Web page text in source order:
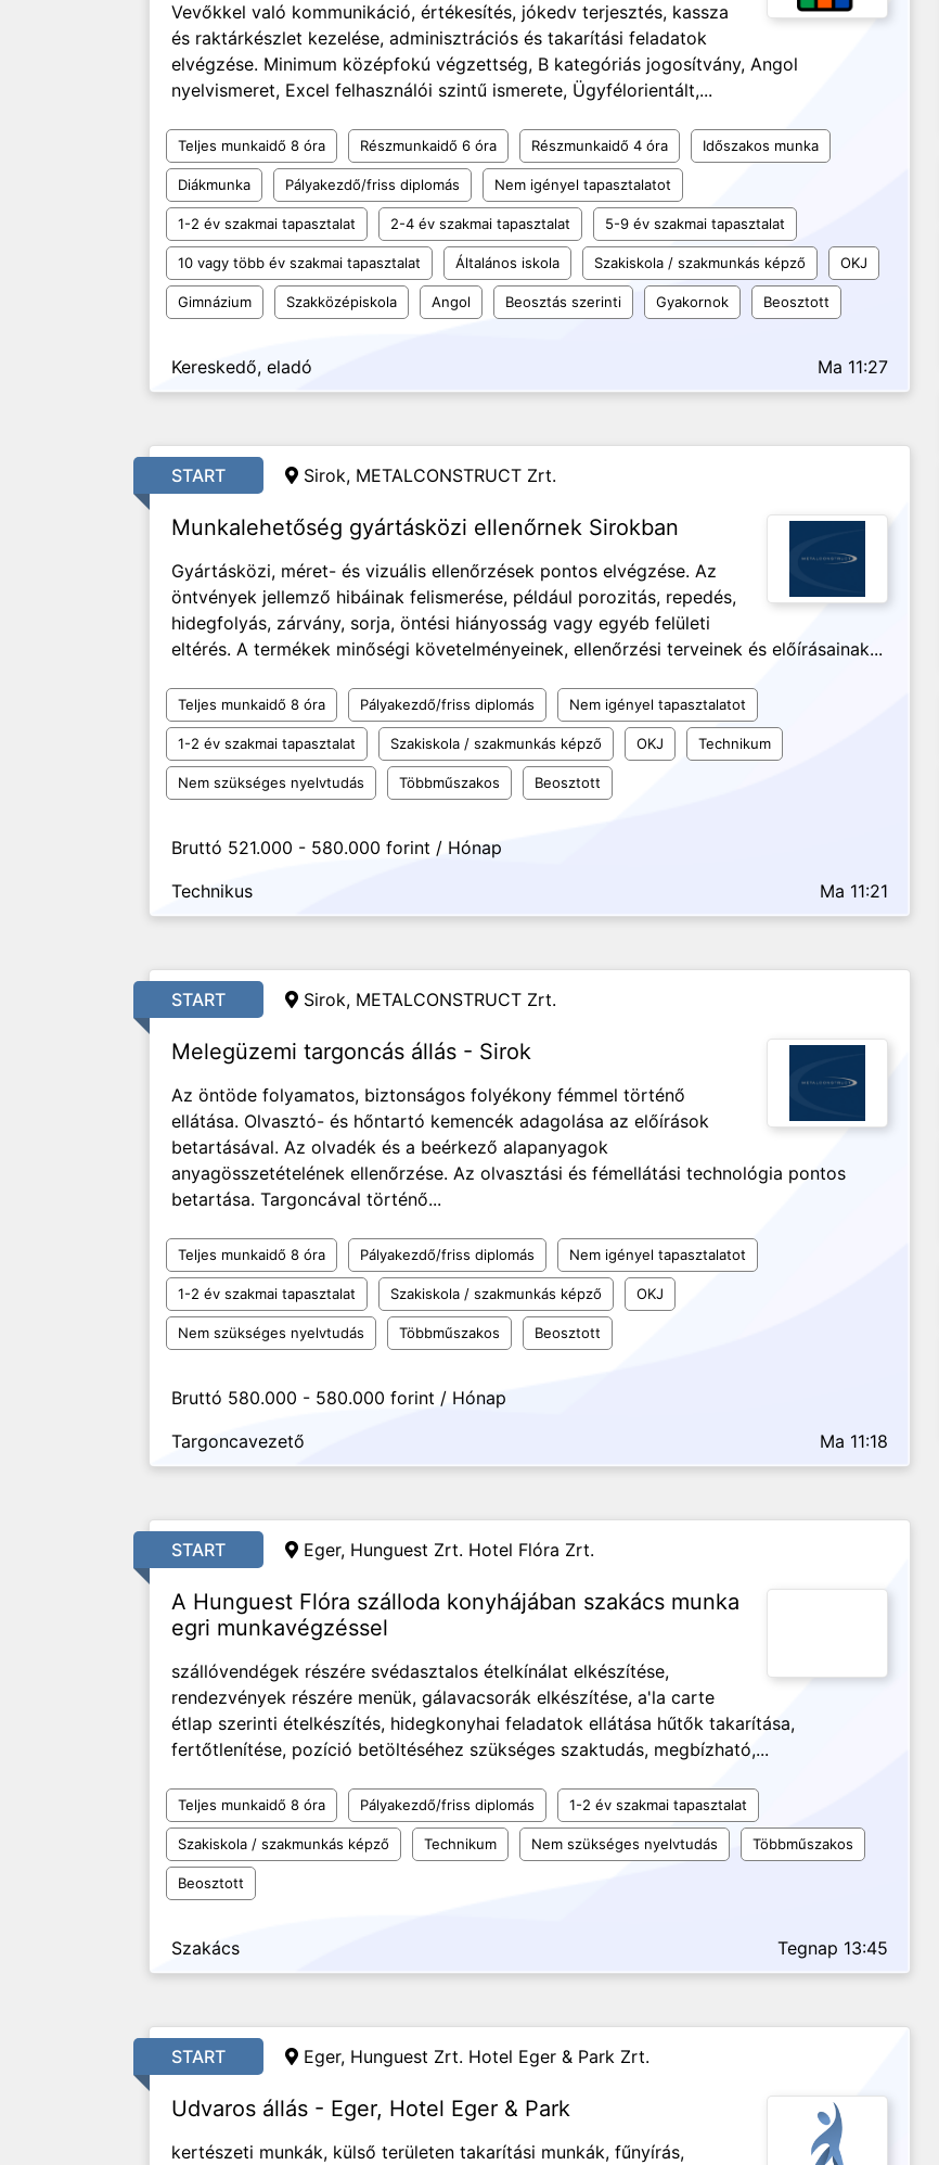
Vevőkkel való kommunikáció, értékesítés, jókedv terjesztés, kassza
és raktárkészlet kezelése, adminisztrációs és takarítási feladatok
elvégzése. Minimum középfokú végzettség, B kategóriás jogosítvány, Angol
nyelvismeret, Excel felhasználói szintű ismerete, Ügyfélorientált,...
Teljes munkaidő 8 óra Részmunkaidő 6 óra Részmunkaidő 4 óra Időszakos munka
Diákmunka Pályakezdő/friss diplomás Nem igényel tapasztalatot
1-2 év szakmai tapasztalat 2-4 év szakmai tapasztalat 5-9 év szakmai tapasztalat
10 vagy több év szakmai tapasztalat Általános iskola Szakiskola / szakmunkás képző OKJ
Gimnázium Szakközépiskola Angol Beosztás szerinti Gyakornok Beosztott
Kereskedő, eladó Ma 11:27
START Sirok, METALCONSTRUCT Zrt.
Munkalehetőség gyártásközi ellenőrnek Sirokban
Gyártásközi, méret- és vizuális ellenőrzések pontos elvégzése. Az
öntvények jellemző hibáinak felismerése, például porozitás, repedés,
hidegfolyás, zárvány, sorja, öntési hiányosság vagy egyéb felületi
eltérés. A termékek minőségi követelményeinek, ellenőrzési terveinek és előírásainak...
Teljes munkaidő 8 óra Pályakezdő/friss diplomás Nem igényel tapasztalatot
1-2 év szakmai tapasztalat Szakiskola / szakmunkás képző OKJ Technikum
Nem szükséges nyelvtudás Többműszakos Beosztott
Bruttó 521.000 - 580.000 forint / Hónap
Technikus
Ma 11:21
START Sirok, METALCONSTRUCT Zrt.
Melegüzemi targoncás állás - Sirok
Az öntöde folyamatos, biztonságos folyékony fémmel történő
ellátása. Olvasztó- és hőntartó kemencék adagolása az előírások
betartásával. Az olvadék és a beérkező alapanyagok
anyagösszetételének ellenőrzése. Az olvasztási és fémellátási technológia pontos
betartása. Targoncával történő...
Teljes munkaidő 8 óra Pályakezdő/friss diplomás Nem igényel tapasztalatot
1-2 év szakmai tapasztalat Szakiskola / szakmunkás képző OKJ
Nem szükséges nyelvtudás Többműszakos Beosztott
Bruttó 580.000 - 580.000 forint / Hónap
Targoncavezető
Ma 11:18
START Eger, Hunguest Zrt. Hotel Flóra Zrt.
A Hunguest Flóra szálloda konyhájában szakács munka
egri munkavégzéssel
szállóvendégek részére svédasztalos ételkínálat elkészítése,
rendezvények részére menük, gálavacsorák elkészítése, a'la carte
étlap szerinti ételkészítés, hidegkonyhai feladatok ellátása hűtők takarítása,
fertőtlenítése, pozíció betöltéséhez szükséges szaktudás, megbízható,...
Teljes munkaidő 8 óra Pályakezdő/friss diplomás 1-2 év szakmai tapasztalat
Szakiskola / szakmunkás képző Technikum Nem szükséges nyelvtudás Többműszakos
Beosztott
Szakács Tegnap 13:45
START Eger, Hunguest Zrt. Hotel Eger & Park Zrt.
Udvaros állás - Eger, Hotel Eger & Park
kertészeti munkák, külső területen takarítási munkák, fűnyírás,